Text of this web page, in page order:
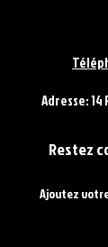
Adresse: 14
Restez
Ajoutez